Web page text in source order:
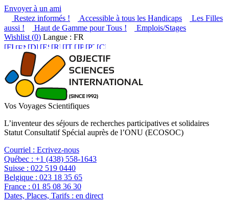
Envoyer à un ami
Restez informés !
Accessible à tous les Handicaps
Les Filles
aussi !
Haut de Gamme pour Tous !
Emplois/Stages
Wishlist (0) Langue : FR
Vos Voyages Scientifiques
L’inventeur des séjours de recherches participatives et solidaires
Statut Consultatif Spécial auprès de l’ONU (ECOSOC)
Courriel : Ecrivez-nous
Québec : +1 (438) 558-1643
Suisse : 022 519 0440
Belgique : 023 18 35 65
France : 01 85 08 36 30
Dates, Places, Tarifs : en direct